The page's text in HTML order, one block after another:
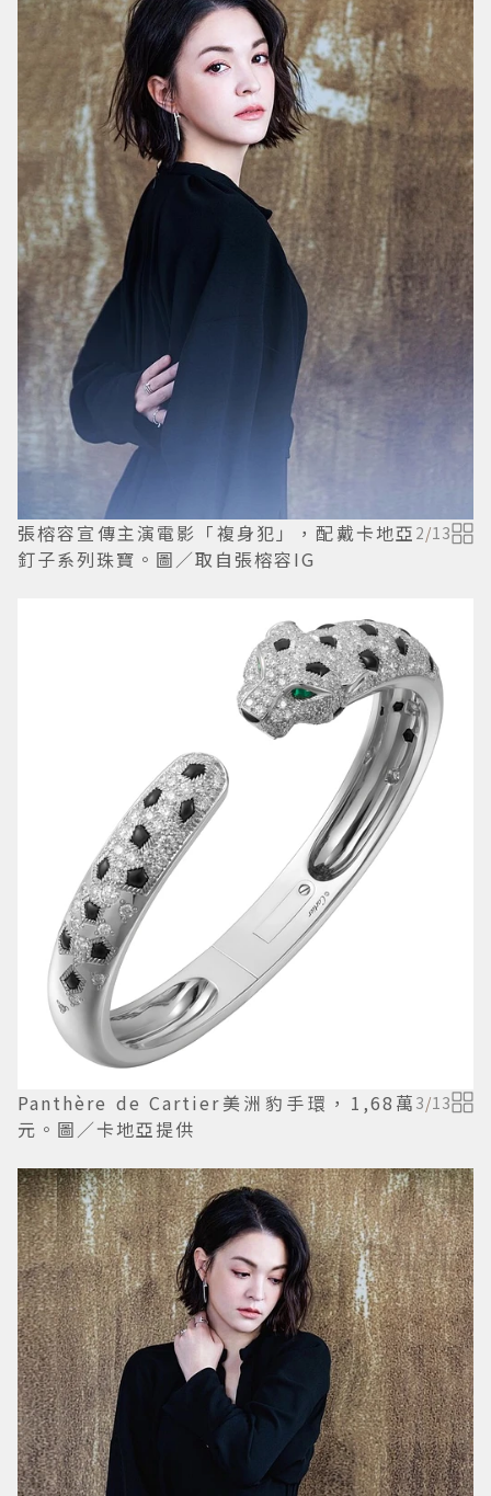
張榕容宣傳主演電影「複身犯」，配戴卡地亞
釘子系列珠寶。圖／取自張榕容IG
2/13
Panthère de Cartier美洲豹手環，1,68萬
元。圖／卡地亞提供
3/13